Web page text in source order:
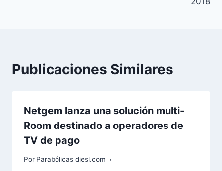
Publicaciones Similares
Netgem lanza una solución multi-
Room destinado a operadores de
TV de pago
Por Parabólicas diesl.com